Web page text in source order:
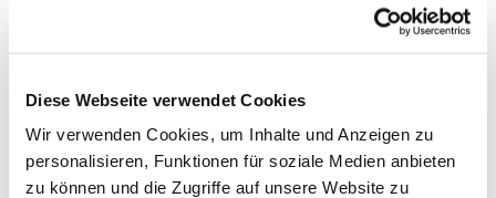
Diese Webseite verwendet Cookies
Wir verwenden Cookies, um Inhalte und Anzeigen zu
personalisieren, Funktionen für soziale Medien anbieten
zu können und die Zugriffe auf unsere Website zu
Lesehore
und die Laudes
. Dazu hören wir das
stiller Meditation.
ZumMitbetenempfehlen wirstundengebet.de